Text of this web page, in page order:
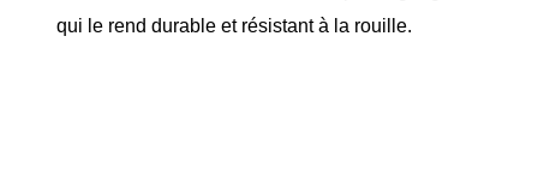
qui le rend durable et résistant à la rouille.